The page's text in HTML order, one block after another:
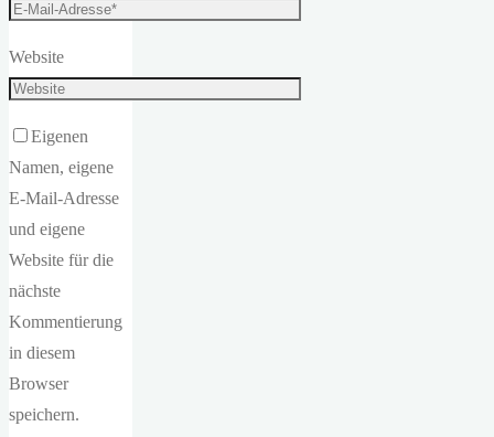
Website
Eigenen
Namen, eigene
E-Mail-Adresse
und eigene
Website für die
nächste
Kommentierung
in diesem
Browser
speichern.